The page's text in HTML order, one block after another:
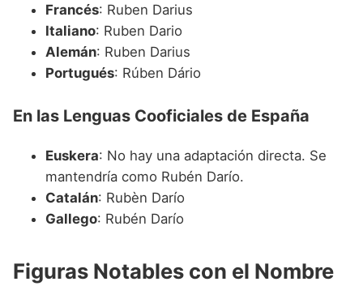
Francés: Ruben Darius
Italiano: Ruben Dario
Alemán: Ruben Darius
Portugués: Rúben Dário
En las Lenguas Cooficiales de España
Euskera: No hay una adaptación directa. Se
mantendría como Rubén Darío.
Catalán: Rubèn Darío
Gallego: Rubén Darío
Figuras Notables con el Nombre